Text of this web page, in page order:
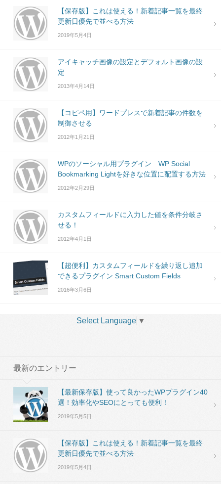
【保存版】これは使える！新着記事一覧を最終
更新日優先で並べる方法
2019年5月4日
アイキャッチ画像の設定とデフォルト画像の設
定
2013年4月14日
【コピペ用】ワードプレスで新着記事の件数を
制御させる
2012年1月21日
WPのソーシャル用プラグイン WP Social
Bookmarking Lightを好きな位置に配置する方法
2012年2月29日
カスタムフィールドに入力した値を条件分岐さ
せる！
2012年4月1日
【超便利】カスタムフィールドを繰り返し追加
できるプラグイン Smart Custom Fields
2016年3月6日
Select Language ▼
最新のエントリー
【最新保存版】使って良かったWPプラグイン40
選！効率化やSEOにとっても便利！
2019年5月5日
【保存版】これは使える！新着記事一覧を最終
更新日優先で並べる方法
2019年5月4日